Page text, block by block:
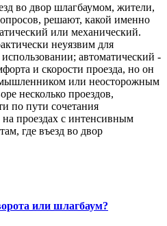
во двор шлагбаумом, жители,
решают, какой именно
или механический.
неуязвим для
автоматический -
и скорости проезда, но он
или неосторожным
несколько проездов,
по пути сочетания
проездах с интенсивным
где въезд во двор
или шлагбаум?